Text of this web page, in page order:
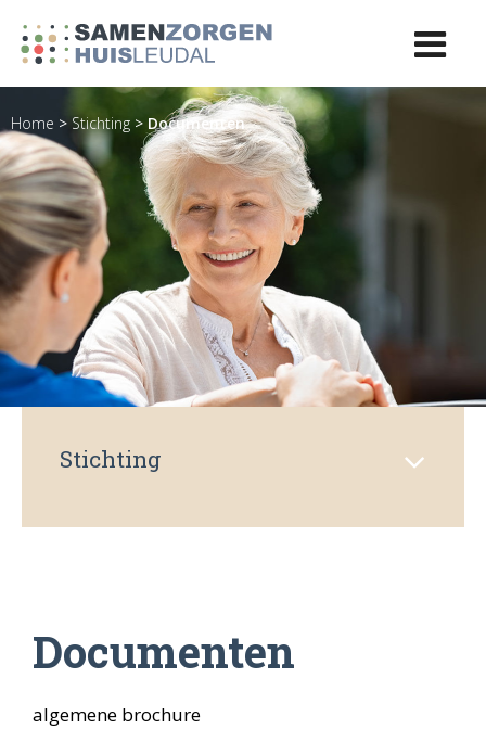
Home > Stichting > Documenten
Stichting
Documenten
algemene brochure